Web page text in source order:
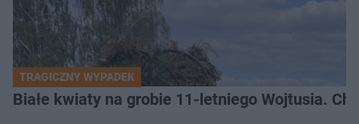
TRAGICZNY WYPADEK
Białe kwiaty na grobie 11-letniego Wojtusia.